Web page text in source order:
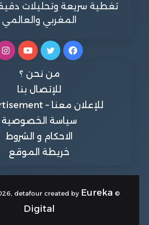
تغطية سريعة وتحليلات
المغربي والعالمي
فيسبوكتويتر
من نحن ؟
للإتصال بنا
للإعلان معنا – Advertisement
سياسة الخصوصية
الاحكام و الشروط
خريطة الموقع
© Copyright 2026, detafour created by
Eureka
Digital